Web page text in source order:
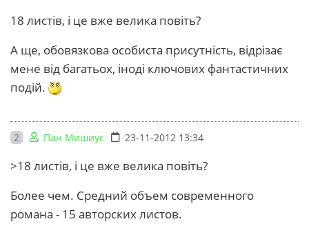
18 листів, і це вже велика повіть?
А ще, обовязкова особиста присутність, відрізає
мене від багатьох, іноді ключових фантастичних
подій.
2 Пан Мишиус 23-11-2012 13:34
>18 листів, і це вже велика повіть?
Более чем. Средний объем современного
романа - 15 авторских листов.